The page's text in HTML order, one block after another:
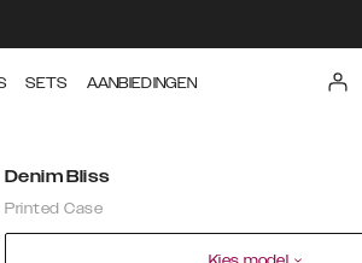
SETS AANBIEDINGEN
Denim Bliss
Printed Case